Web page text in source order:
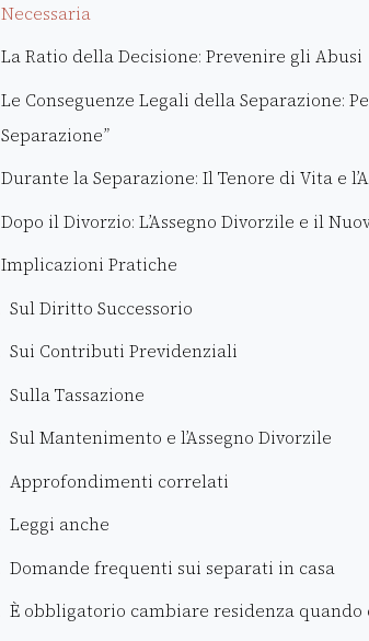
Necessaria
La Ratio della Decisione: Prevenire gli Abusi
Le Conseguenze Legali della Separazione:
Separazione”
Durante la Separazione: Il Tenore di Vita e
Dopo il Divorzio: L’Assegno Divorzile e il
Implicazioni Pratiche
Sul Diritto Successorio
Sui Contributi Previdenziali
Sulla Tassazione
Sul Mantenimento e l’Assegno Divorzile
Approfondimenti correlati
Leggi anche
Domande frequenti sui separati in casa
È obbligatorio cambiare residenza quando